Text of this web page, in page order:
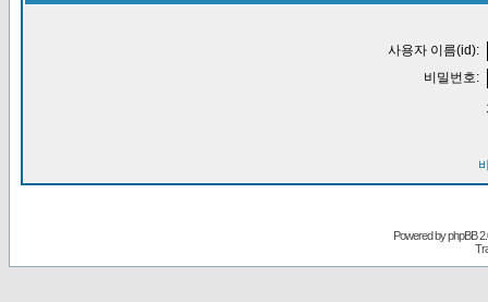
사용자 이름(id):
비밀번호:
Powered byphpBB